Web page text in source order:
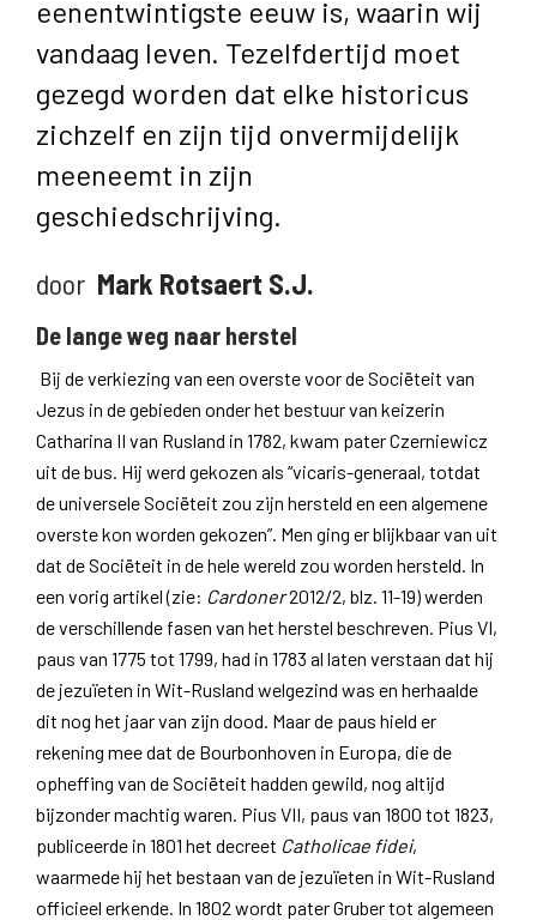
eenentwintigste eeuw is, waarin wij
vandaag leven. Tezelfdertijd moet
gezegd worden dat elke historicus
zichzelf en zijn tijd onvermijdelijk
meeneemt in zijn
geschiedschrijving.
door Mark Rotsaert S.J.
De lange weg naar herstel
Bij de verkiezing van een overste voor de Sociëteit van
Jezus in de gebieden onder het bestuur van keizerin
Catharina II van Rusland in 1782, kwam pater Czerniewicz
uit de bus. Hij werd gekozen als “vicaris-generaal, totdat
de universele Sociëteit zou zijn hersteld en een algemene
overste kon worden gekozen”. Men ging er blijkbaar van uit
dat de Sociëteit in de hele wereld zou worden hersteld. In
een vorig artikel (zie: Cardoner2012/2, blz. 11-19) werden
de verschillende fasen van het herstel beschreven. Pius VI,
paus van 1775 tot 1799, had in 1783 al laten verstaan dat hij
de jezuïeten in Wit-Rusland welgezind was en herhaalde
dit nog het jaar van zijn dood. Maar de paus hield er
rekening mee dat de Bourbonhoven in Europa, die de
opheffing van de Sociëteit hadden gewild, nog altijd
bijzonder machtig waren. Pius VII, paus van 1800 tot 1823,
publiceerde in 1801 het decreet Catholicae fidei,
waarmede hij het bestaan van de jezuïeten in Wit-Rusland
officieel erkende. In 1802 wordt pater Gruber tot algemeen